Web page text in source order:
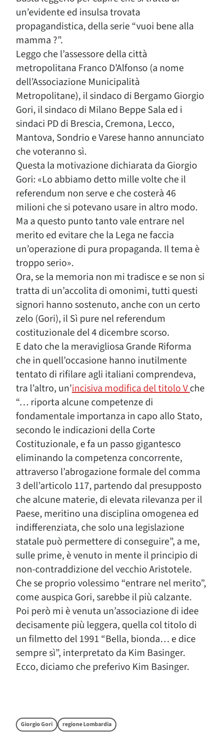
un’evidente ed insulsa trovata
propagandistica, della serie “vuoi bene alla
mamma ?”.
Leggo che l’assessore della città
metropolitana Franco D’Alfonso (a nome
dell’Associazione Municipalità
Metropolitane), il sindaco di Bergamo Giorgio
Gori, il sindaco di Milano Beppe Sala ed i
sindaci PD di Brescia, Cremona, Lecco,
Mantova, Sondrio e Varese hanno annunciato
che voteranno sì.
Questa la motivazione dichiarata da Giorgio
Gori: «Lo abbiamo detto mille volte che il
referendum non serve e che costerà 46
milioni che si potevano usare in altro modo.
Ma a questo punto tanto vale entrare nel
merito ed evitare che la Lega ne faccia
un’operazione di pura propaganda. Il tema è
troppo serio».
Ora, se la memoria non mi tradisce e se non si
tratta di un’accolita di omonimi, tutti questi
signori hanno sostenuto, anche con un certo
zelo (Gori), il Sì pure nel referendum
costituzionale del 4 dicembre scorso.
E dato che la meravigliosa Grande Riforma
che in quell’occasione hanno inutilmente
tentato di rifilare agli italiani comprendeva,
tra l’altro, un’incisiva modifica del titolo Vche
“… riporta alcune competenze di
fondamentale importanza in capo allo Stato,
secondo le indicazioni della Corte
Costituzionale, e fa un passo gigantesco
eliminando la competenza concorrente,
attraverso l’abrogazione formale del comma
3 dell’articolo 117, partendo dal presupposto
che alcune materie, di elevata rilevanza per il
Paese, meritino una disciplina omogenea ed
indifferenziata, che solo una legislazione
statale può permettere di conseguire”, a me,
sulle prime, è venuto in mente il principio di
non-contraddizione del vecchio Aristotele.
Che se proprio volessimo “entrare nel merito”,
come auspica Gori, sarebbe il più calzante.
Poi però mi è venuta un’associazione di idee
decisamente più leggera, quella col titolo di
un filmetto del 1991 “Bella, bionda… e dice
sempre sì”, interpretato da Kim Basinger.
Ecco, diciamo che preferivo Kim Basinger.
Giorgio Gori regione Lombardia